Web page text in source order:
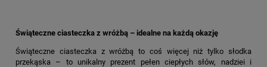
Świąteczne ciasteczka z wróżbą – idealne na każdą okazję
Świąteczne ciasteczka z wróżbą to coś więcej niż tylko słodka
przekąska – to unikalny prezent pełen ciepłych słów, nadziei i